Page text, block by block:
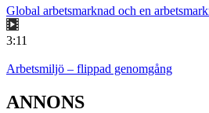
Global arbetsmarknad och en
3:11
Arbetsmiljö – flippad genomgång
ANNONS